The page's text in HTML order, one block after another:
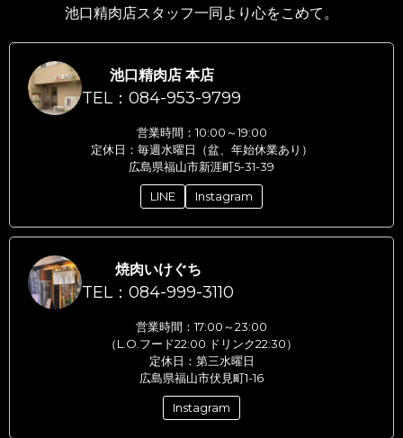
池口精肉店スタッフ一同より心をこめて。
池口精肉店 本店
TEL：084-953-9799
営業時間：10:00～19:00
定休日：毎週水曜日（盆、年始休業あり）
広島県福山市新涯町5-31-39
LINE Instagram
焼肉いけぐち
TEL：084-999-3110
営業時間：17:00～23:00
（L.O.フード22:00 ドリンク22:30）
定休日：第三水曜日
広島県福山市伏見町1-16
Instagram